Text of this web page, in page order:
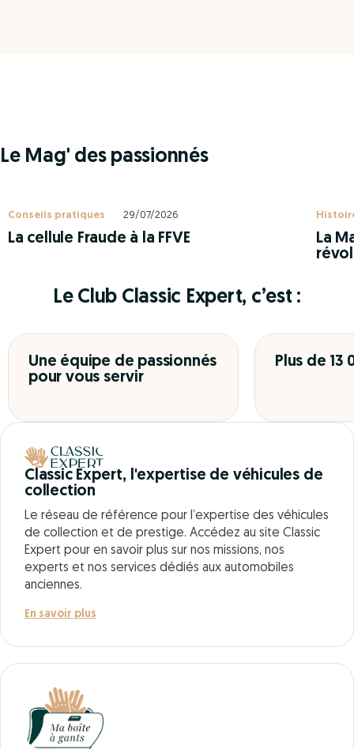
Le Mag' des passionnés
Conseils pratiques 29/07/2026
La cellule Fraude à la FFVE
La
Le Club Classic Expert, c’est :
Une équipe de passionnés
pour vous servir
Plus de 13
Classic Expert, l'expertise de véhicules de
collection
Le réseau de référence pour l’expertise des véhicules
de collection et de prestige. Accédez au site Classic
Expert pour en savoir plus sur nos missions, nos
experts et nos services dédiés aux automobiles
anciennes.
En savoir plus